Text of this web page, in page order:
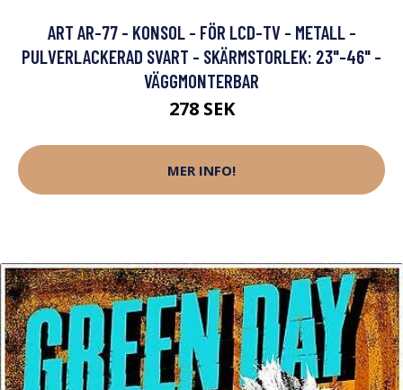
ART AR-77 - KONSOL - FÖR LCD-TV - METALL -
PULVERLACKERAD SVART - SKÄRMSTORLEK: 23"-46" -
VÄGGMONTERBAR
278 SEK
MER INFO!